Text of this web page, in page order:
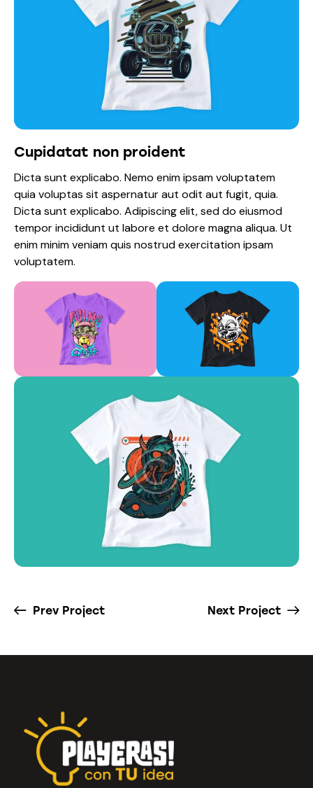
Cupidatat non proident
Dicta sunt explicabo. Nemo enim ipsam voluptatem
quia voluptas sit aspernatur aut odit aut fugit, quia.
Dicta sunt explicabo. Adipiscing elit, sed do eiusmod
tempor incididunt ut labore et dolore magna aliqua. Ut
enim minim veniam quis nostrud exercitation ipsam
voluptatem.
Prev Project Next Project